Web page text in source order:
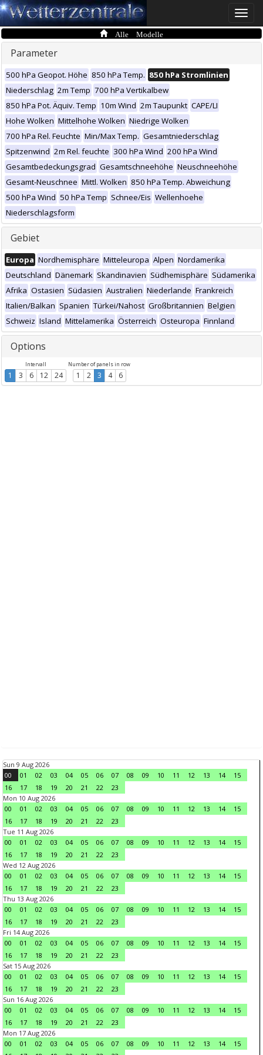
Toggle
Alle Modelle
Parameter
500 hPa Geopot. Höhe 850 hPa Temp. 850 hPa Stromlinien
Niederschlag 2m Temp 700 hPa Vertikalbew
850 hPa Pot. Äquiv. Temp 10m Wind 2m Taupunkt CAPE/LI
Hohe Wolken Mittelhohe Wolken Niedrige Wolken
700 hPa Rel. Feuchte Min/Max Temp. Gesamtniederschlag
Spitzenwind 2m Rel. feuchte 300 hPa Wind 200 hPa Wind
Gesamtbedeckungsgrad Gesamtschneehöhe Neuschneehöhe
Gesamt-Neuschnee Mittl. Wolken 850 hPa Temp. Abweichung
500 hPa Wind 50 hPa Temp Schnee/Eis Wellenhoehe
Niederschlagsform
Gebiet
Europa Nordhemisphäre Mitteleuropa Alpen Nordamerika
Deutschland Dänemark Skandinavien Südhemisphäre Südamerika
Afrika Ostasien Südasien Australien Niederlande Frankreich
Italien/Balkan Spanien Türkei/Nahost Großbritannien Belgien
Schweiz Island Mittelamerika Österreich Osteuropa Finnland
Options
Intervall
1 3 6 12 24
Number of panels in row
1 2 3 4 6
Sun 9 Aug 2026
00
01 02 03 04 05 06 07 08 09 10 11 12 13 14
15
16
17 18 19 20 21 22
23
Mon 10 Aug 2026
00
01 02 03 04 05 06 07 08 09 10 11 12 13 14
15
16
17 18 19 20 21 22
23
Tue 11 Aug 2026
00
01 02 03 04 05 06 07 08 09 10 11 12 13 14
15
16
17 18 19 20 21 22
23
Wed 12 Aug 2026
00
01 02 03 04 05 06 07 08 09 10 11 12 13 14
15
16
17 18 19 20 21 22
23
Thu 13 Aug 2026
00
01 02 03 04 05 06 07 08 09 10 11 12 13 14
15
16
17 18 19 20 21 22
23
Fri 14 Aug 2026
00
01 02 03 04 05 06 07 08 09 10 11 12 13 14
15
16
17 18 19 20 21 22
23
Sat 15 Aug 2026
00
01 02 03 04 05 06 07 08 09 10 11 12 13 14
15
16
17 18 19 20 21 22
23
Sun 16 Aug 2026
00
01 02 03 04 05 06 07 08 09 10 11 12 13 14
15
16
17 18 19 20 21 22
23
Mon 17 Aug 2026
00
01 02 03 04 05 06 07 08 09 10 11 12 13 14
15